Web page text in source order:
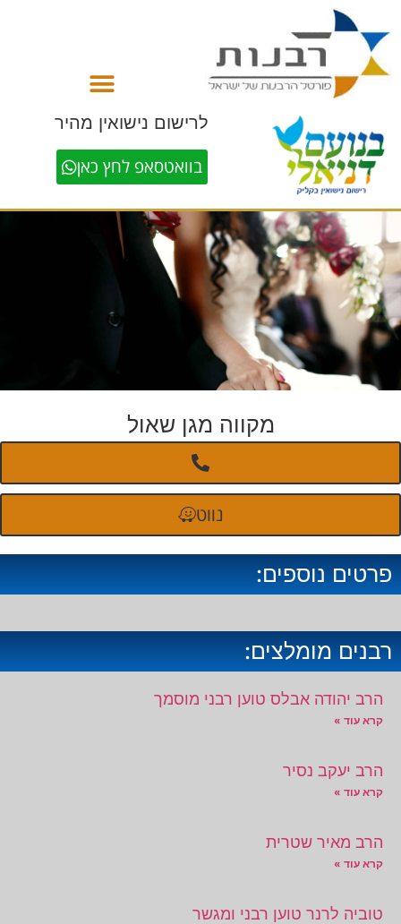
לרישום נישואין מהיר
בוואטסאפ לחץ כאן
מקווה מגן שאול
נווט
פרטים נוספים:
רבנים מומלצים:
הרב יהודה אבלס טוען רבני מוסמך
קרא עוד »
הרב יעקב נסיר
קרא עוד »
הרב מאיר שטרית
קרא עוד »
טוביה לרנר טוען רבני ומגשר